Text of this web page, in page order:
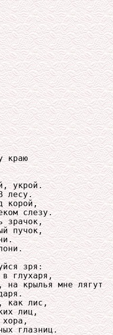
краю
укрой.
лесу.
корой,
слезу.
зрачок,
пучок,
зря:
в глухаря,
на крылья мне лягут
как лис,
лиц,
хора,
глазниц.